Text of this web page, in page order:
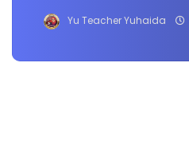
Yu Teacher Yuhaida